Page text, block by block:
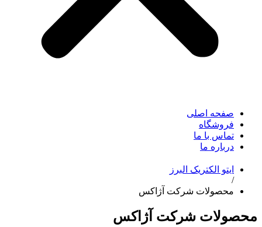
صفحه اصلی
فروشگاه
تماس با ما
درباره ما
ایتو الکتریک البرز
/
محصولات شرکت آژاکس
محصولات شرکت آژاکس